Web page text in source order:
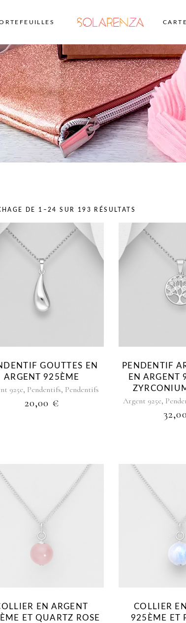
DE 1–24 SUR 193 RÉSULTATS
DU
RÉCENT
ANCIEN
GOUTTES EN
ARGENT 925ÈME
925e, Pendentifs, Pendentifs
20,00 €
PENDENTIF
EN ARGENT
Argent 925e,
EN ARGENT
ET QUARTZ ROSE
COLLIER
925ÈME ET